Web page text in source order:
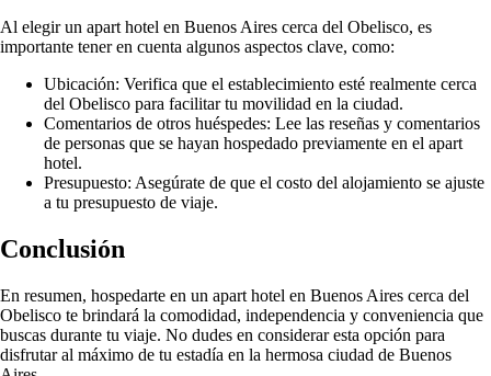
Al elegir un apart hotel en Buenos Aires cerca del Obelisco, es
importante tener en cuenta algunos aspectos clave, como:
Ubicación: Verifica que el establecimiento esté realmente cerca
del Obelisco para facilitar tu movilidad en la ciudad.
Comentarios de otros huéspedes: Lee las reseñas y comentarios
de personas que se hayan hospedado previamente en el apart
hotel.
Presupuesto: Asegúrate de que el costo del alojamiento se ajuste
a tu presupuesto de viaje.
Conclusión
En resumen, hospedarte en un apart hotel en Buenos Aires cerca del
Obelisco te brindará la comodidad, independencia y conveniencia que
buscas durante tu viaje. No dudes en considerar esta opción para
disfrutar al máximo de tu estadía en la hermosa ciudad de Buenos